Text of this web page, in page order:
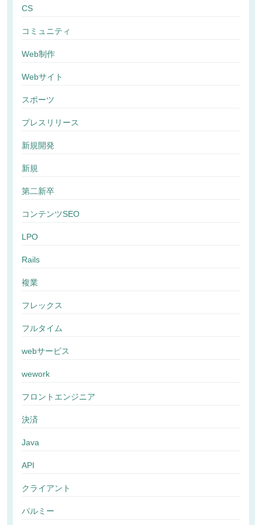
CS
コミュニティ
Web制作
Webサイト
スポーツ
プレスリリース
新規開発
新規
第二新卒
コンテンツSEO
LPO
Rails
複業
フレックス
フルタイム
webサービス
wework
フロントエンジニア
決済
Java
API
クライアント
パルミー